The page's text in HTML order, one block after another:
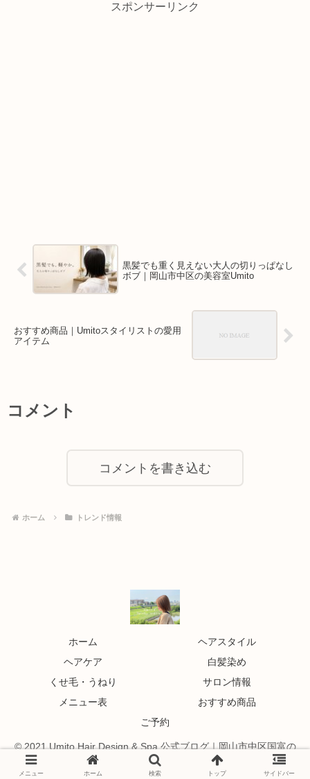
スポンサーリンク
黒髪でも重く見えない大人の切りっぱなし
ボブ｜岡山市中区の美容室Umito
おすすめ商品｜Umitoスタイリストの愛用
アイテム
コメント
コメントを書き込む
ホーム トレンド情報
ホーム
ヘアスタイル
ヘアケア
白髪染め
くせ毛・うねり
サロン情報
メニュー表
おすすめ商品
ご予約
© 2021 Umito Hair Design & Spa 公式ブログ｜岡山市中区国富の
美容室.
メニュー ホーム 検索 トップ サイドバー